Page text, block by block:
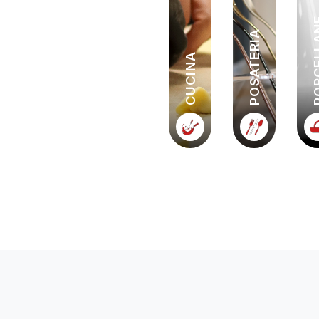
CUCINA POSATERIA